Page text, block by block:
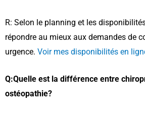
R: Selon le planning et les
répondre au mieux aux demandes de
urgence. Voir mes disponibilités en
Q:Quelle est la différence entre
ostéopathie?